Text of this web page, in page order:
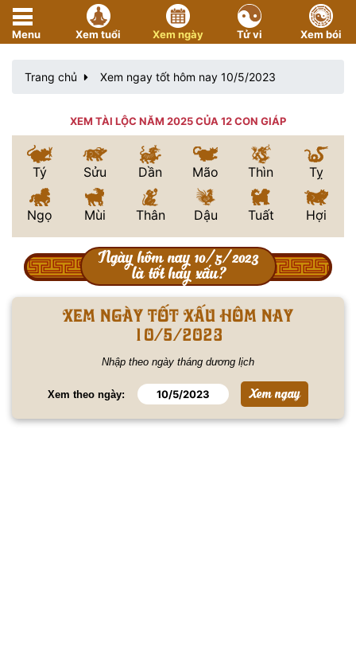
Menu Xem tuổi Xem ngày Tử vi Xem bói
Trang chủ Xem ngay tốt hôm nay 10/5/2023
XEM TÀI LỘC NĂM 2025 CỦA 12 CON GIÁP
Tý Sửu Dần Mão Thìn Tỵ
Ngọ Mùi Thân Dậu Tuất Hợi
Ngày hôm nay 10/5/2023
là tốt hay xấu?
Xem ngày tốt xấu hôm nay
10/5/2023
Nhập theo ngày tháng dương lịch
Xem theo ngày: